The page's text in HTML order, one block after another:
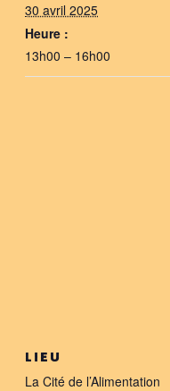
30 avril 2025
Heure :
13h00 – 16h00
LIEU
La Cité de l’Alimentation